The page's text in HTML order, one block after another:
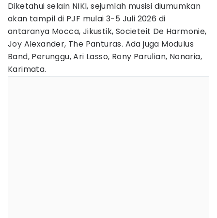
Diketahui selain NIKI, sejumlah musisi diumumkan
akan tampil di PJF mulai 3-5 Juli 2026 di
antaranya Mocca, Jikustik, Societeit De Harmonie,
Joy Alexander, The Panturas. Ada juga Modulus
Band, Perunggu, Ari Lasso, Rony Parulian, Nonaria,
Karimata.